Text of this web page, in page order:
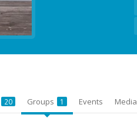
20 Groups 1 Events Media